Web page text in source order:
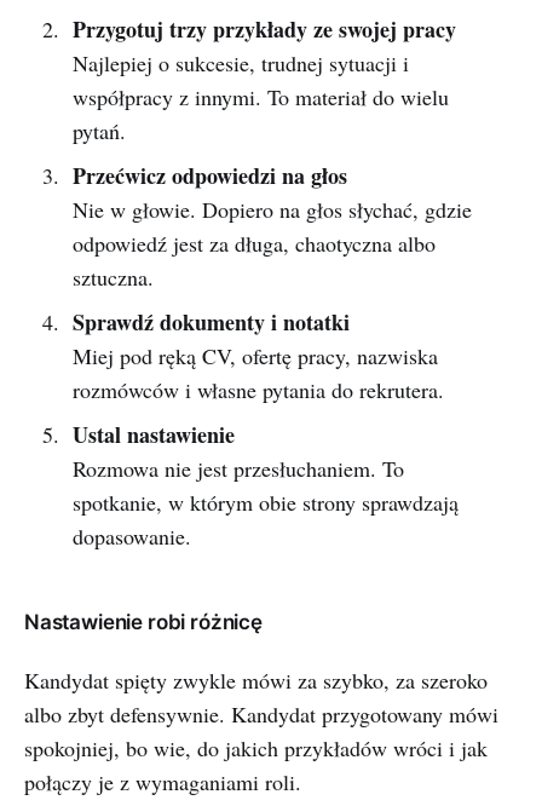
Przygotuj trzy przykłady ze swojej pracy
Najlepiej o sukcesie, trudnej sytuacji i
współpracy z innymi. To materiał do wielu
pytań.
Przećwicz odpowiedzi na głos
Nie w głowie. Dopiero na głos słychać, gdzie
odpowiedź jest za długa, chaotyczna albo
sztuczna.
Sprawdź dokumenty i notatki
Miej pod ręką CV, ofertę pracy, nazwiska
rozmówców i własne pytania do rekrutera.
Ustal nastawienie
Rozmowa nie jest przesłuchaniem. To
spotkanie, w którym obie strony sprawdzają
dopasowanie.
Nastawienie robi różnicę
Kandydat spięty zwykle mówi za szybko, za szeroko
albo zbyt defensywnie. Kandydat przygotowany mówi
spokojniej, bo wie, do jakich przykładów wróci i jak
połączy je z wymaganiami roli.